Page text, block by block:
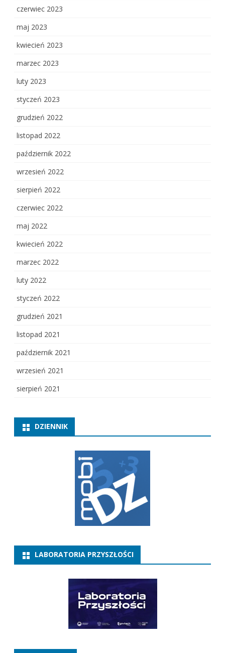
czerwiec 2023
maj 2023
kwiecień 2023
marzec 2023
luty 2023
styczeń 2023
grudzień 2022
listopad 2022
październik 2022
wrzesień 2022
sierpień 2022
czerwiec 2022
maj 2022
kwiecień 2022
marzec 2022
luty 2022
styczeń 2022
grudzień 2021
listopad 2021
październik 2021
wrzesień 2021
sierpień 2021
DZIENNIK
LABORATORIA PRZYSZŁOŚCI